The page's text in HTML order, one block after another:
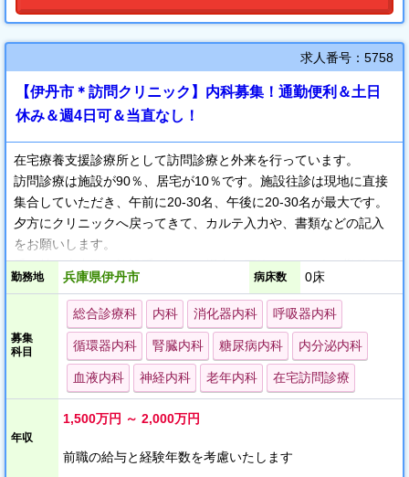
求人番号：5758
【伊丹市＊訪問クリニック】内科募集！通勤便利＆土日
休み＆週4日可＆当直なし！
在宅療養支援診療所として訪問診療と外来を行っています。
訪問診療は施設が90％、居宅が10％です。施設往診は現地に直接
集合していただき、午前に20-30名、午後に20-30名が最大です。
夕方にクリニックへ戻ってきて、カルテ入力や、書類などの記入
をお願いします。
受け持ち患者数は施設系ばかりの場合は平均200-300人（勤務日数
によって変動）です。
オンコールはファーストコールは看護師が24時間待機しますの
で、先生へのオンコールは基本的にありません。
月～金までの勤務で土日は原則としてお休みです。
オンコールは自分の担当患者に対しては、原則24時間365日です
が、交替することは随時可能です。
土日は待機当番制にしていて、約8名の医師で毎週シフトを組んで
いますので約2ヵ月に一度くらいのペースで当番が回ってきます。
その時は看取りとして行っていただければ行動は自由です。
勤務地 兵庫県伊丹市 病床数 0床
募集
科目
総合診療科 内科 消化器内科 呼吸器内科
循環器内科 腎臓内科 糖尿病内科 内分泌内科
血液内科 神経内科 老年内科 在宅訪問診療
年収
1,500万円 ～ 2,000万円
前職の給与と経験年数を考慮いたします